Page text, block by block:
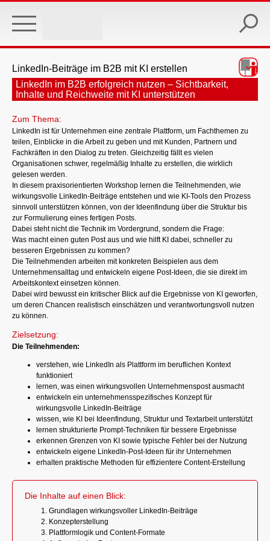
main
LinkedIn-Beiträge im B2B mit KI erstellen
LinkedIn im B2B erfolgreich nutzen – Sichtbarkeit,
Inhalte und Reichweite mit KI unterstützen
Zum Thema:
LinkedIn ist für Unternehmen eine zentrale Plattform, um Fachthemen zu
teilen, Einblicke in die Arbeit zu geben und mit Kunden, Partnern und
Fachkräften in den Dialog zu treten. Gleichzeitig fällt es vielen
Organisationen schwer, regelmäßig Inhalte zu erstellen, die wirklich
gelesen werden.
In diesem praxisorientierten Workshop lernen die Teilnehmenden, wie
wirkungsvolle LinkedIn-Beiträge entstehen und wie KI-Tools den Prozess
sinnvoll unterstützen können, von der Ideenfindung über die Struktur bis
zur Formulierung eines fertigen Posts.
Dabei steht nicht die Technik im Vordergrund, sondern die Frage:
Was macht einen guten Post aus und wie hilft KI dabei, schneller zu
besseren Ergebnissen zu kommen?
Die Teilnehmenden arbeiten mit konkreten Beispielen aus dem
Unternehmensalltag und entwickeln eigene Post-Ideen, die sie direkt im
Arbeitskontext einsetzen können.
Dabei wird bewusst ein kritischer Blick auf die Ergebnisse von KI geworfen,
um deren Chancen realistisch einschätzen und verantwortungsvoll nutzen
zu können.
Zielsetzung:
Die Teilnehmenden:
verstehen, wie LinkedIn als Plattform im beruflichen Kontext
funktioniert
lernen, was einen wirkungsvollen Unternehmenspost ausmacht
entwickeln ein unternehmensspezifisches Konzept für
wirkungsvolle LinkedIn-Beiträge
wissen, wie KI bei Ideenfindung, Struktur und Textarbeit unterstützt
lernen strukturierte Prompt-Techniken für bessere Ergebnisse
erkennen Grenzen von KI sowie typische Fehler bei der Nutzung
entwickeln eigene LinkedIn-Post-Ideen für ihr Unternehmen
erhalten praktische Methoden für effizientere Content-Erstellung
Die Inhalte auf einen Blick:
Grundlagen wirkungsvoller LinkedIn-Beiträge
Konzepterstellung
Plattformlogik und Content-Formate